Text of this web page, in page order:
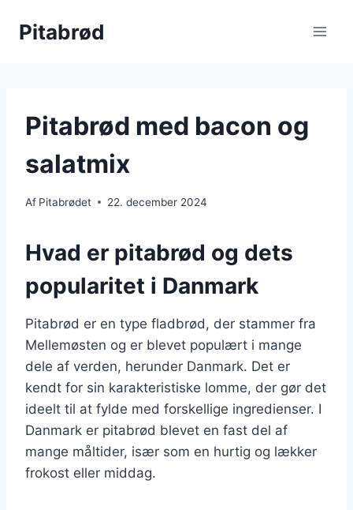
Pitabrød
Pitabrød med bacon og
salatmix
Af Pitabrødet 22. december 2024
Hvad er pitabrød og dets
popularitet i Danmark
Pitabrød er en type fladbrød, der stammer fra
Mellemøsten og er blevet populært i mange
dele af verden, herunder Danmark. Det er
kendt for sin karakteristiske lomme, der gør det
ideelt til at fylde med forskellige ingredienser. I
Danmark er pitabrød blevet en fast del af
mange måltider, især som en hurtig og lækker
frokost eller middag.